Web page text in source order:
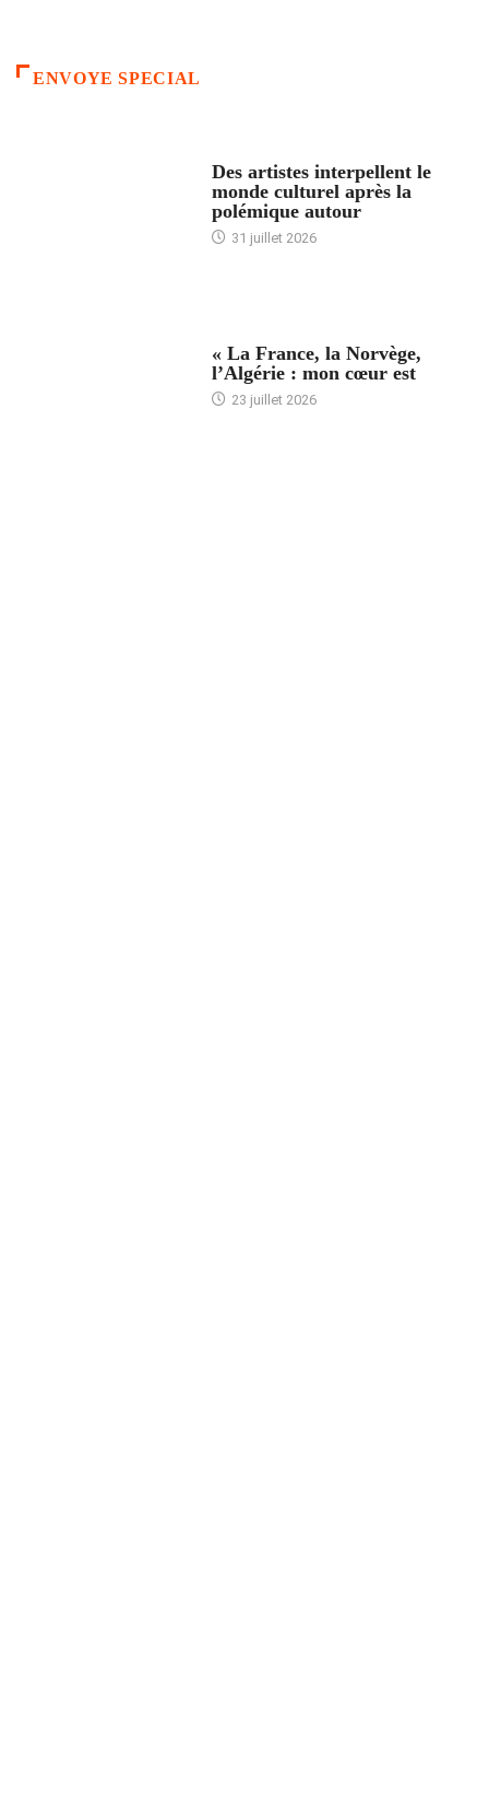
ENVOYE SPECIAL
Des artistes interpellent le
monde culturel après la
polémique autour
31 juillet 2026
« La France, la Norvège,
l’Algérie : mon cœur est
23 juillet 2026